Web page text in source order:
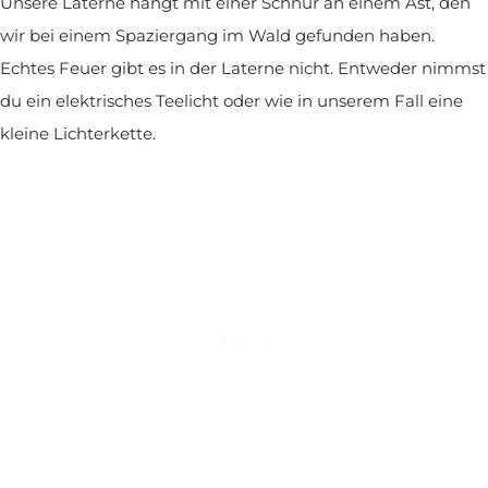
wir bei einem Spaziergang im Wald gefunden haben.
Echtes Feuer gibt es in der Laterne nicht. Entweder nimmst
du ein elektrisches Teelicht oder wie in unserem Fall eine
kleine Lichterkette.